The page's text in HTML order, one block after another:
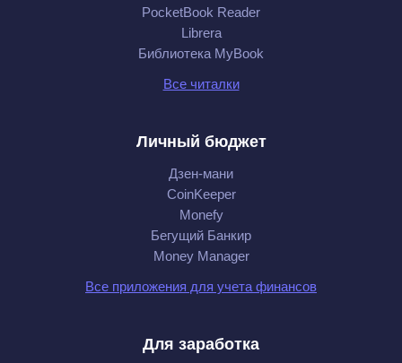
PocketBook Reader
Librera
Библиотека MyBook
Все читалки
Личный бюджет
Дзен-мани
CoinKeeper
Monefy
Бегущий Банкир
Money Manager
Все приложения для учета финансов
Для заработка